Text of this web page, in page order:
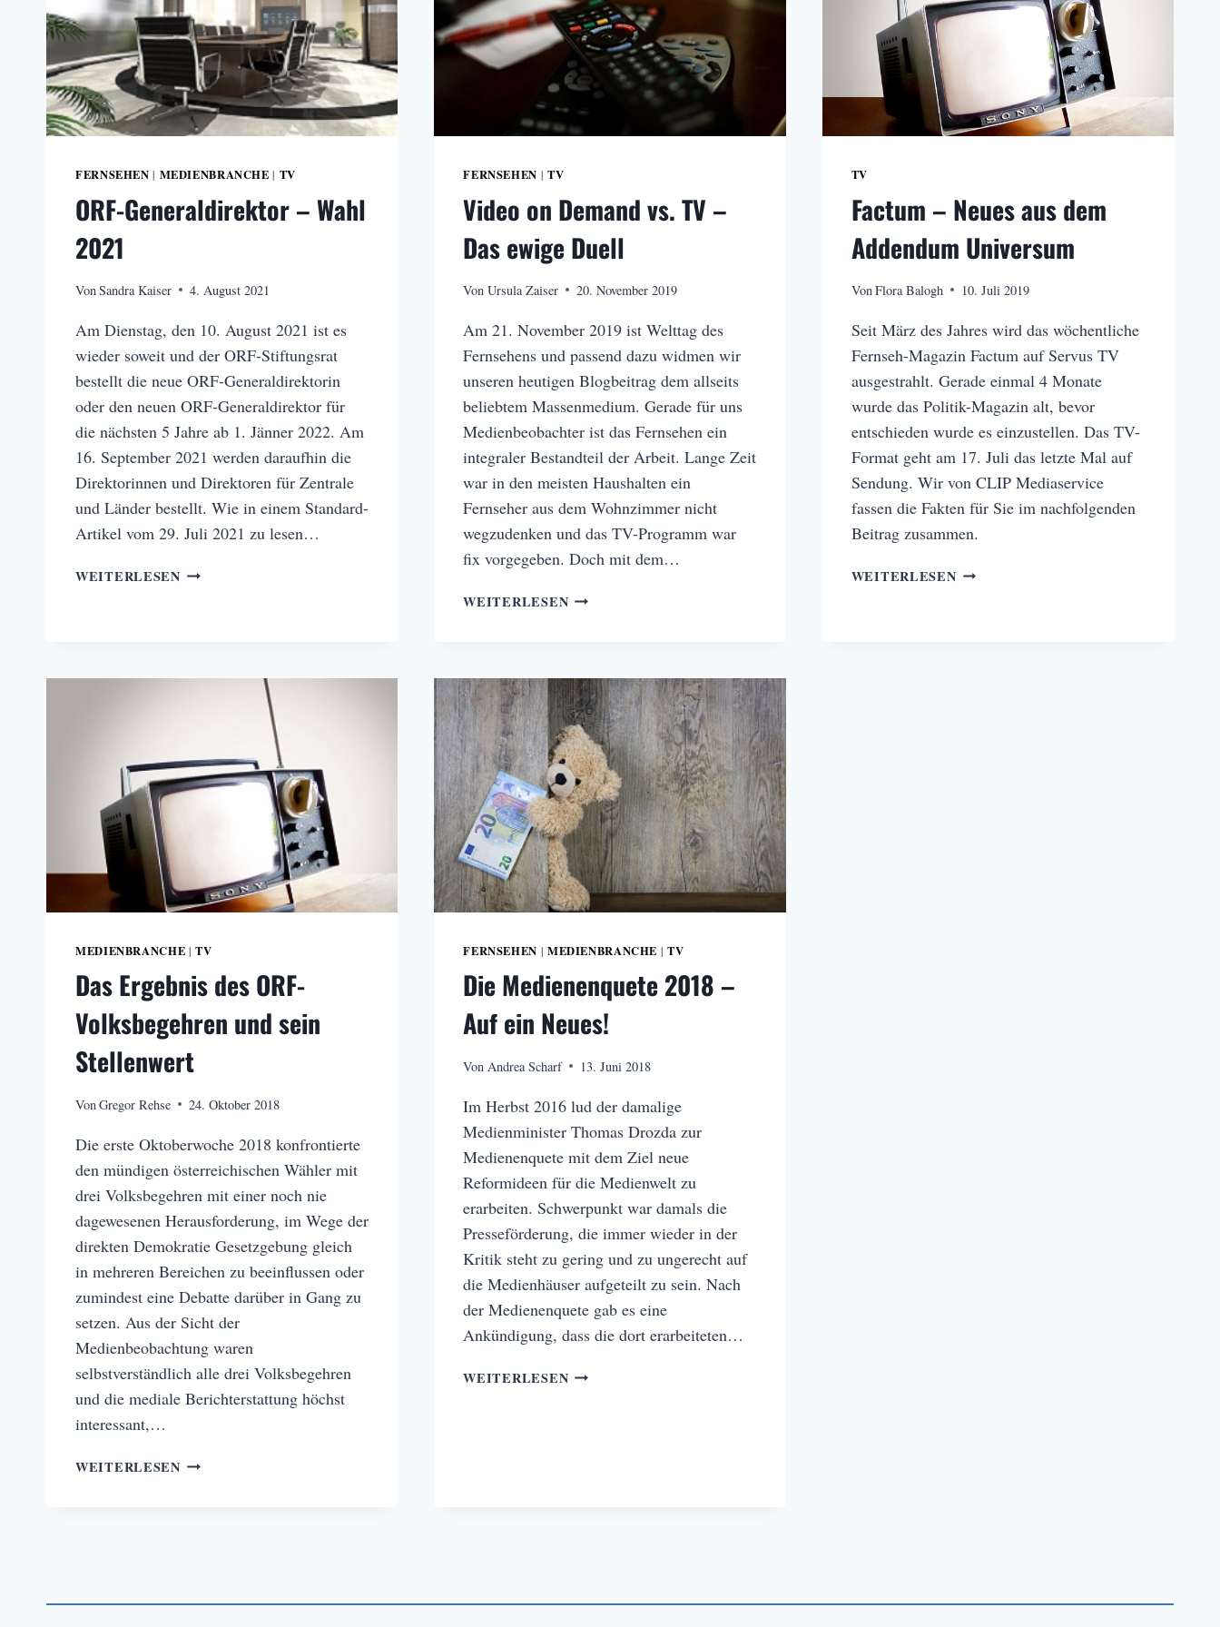
FERNSEHEN | MEDIENBRANCHE | TV
ORF-Generaldirektor – Wahl
2021
VonSandra Kaiser 4. August 2021
Am Dienstag, den 10. August 2021 ist es
wieder soweit und der ORF-Stiftungsrat
bestellt die neue ORF-Generaldirektorin
oder den neuen ORF-Generaldirektor für
die nächsten 5 Jahre ab 1. Jänner 2022. Am
16. September 2021 werden daraufhin die
Direktorinnen und Direktoren für Zentrale
und Länder bestellt. Wie in einem Standard-
Artikel vom 29. Juli 2021 zu lesen…
WEITERLESENORF-
FERNSEHEN | TV
Video on Demand vs. TV –
Das ewige Duell
Von Ursula Zaiser 20. November 2019
Am 21. November 2019 ist Welttag des
Fernsehens und passend dazu widmen wir
unseren heutigen Blogbeitrag dem allseits
beliebtem Massenmedium. Gerade für uns
Medienbeobachter ist das Fernsehen ein
integraler Bestandteil der Arbeit. Lange Zeit
war in den meisten Haushalten ein
Fernseher aus dem Wohnzimmer nicht
wegzudenken und das TV-Programm war
fix vorgegeben. Doch mit dem…
WEITERLESENVIDEO
TV
–
DAS
EWIGE
DUELL
TV
Factum – Neues aus dem
Addendum Universum
VonFlora Balogh 10. Juli 2019
Seit März des Jahres wird das wöchentliche
Fernseh-Magazin Factum auf Servus TV
ausgestrahlt. Gerade einmal 4 Monate
wurde das Politik-Magazin alt, bevor
entschieden wurde es einzustellen. Das TV-
Format geht am 17. Juli das letzte Mal auf
Sendung. Wir von CLIP Mediaservice
fassen die Fakten für Sie im nachfolgenden
Beitrag zusammen.
WEITERLESENFACTUM
MEDIENBRANCHE |TV
Das Ergebnis des ORF-
Volksbegehren und sein
Stellenwert
VonGregor Rehse 24. Oktober 2018
Die erste Oktoberwoche 2018 konfrontierte
den mündigen österreichischen Wähler mit
drei Volksbegehren mit einer noch nie
dagewesenen Herausforderung, im Wege der
direkten Demokratie Gesetzgebung gleich
in mehreren Bereichen zu beeinflussen oder
zumindest eine Debatte darüber in Gang zu
setzen. Aus der Sicht der
Medienbeobachtung waren
selbstverständlich alle drei Volksbegehren
und die mediale Berichterstattung höchst
interessant,…
WEITERLESENDAS
STELLENWERT
FERNSEHEN | MEDIENBRANCHE | TV
Die Medienenquete 2018 –
Auf ein Neues!
Von Andrea Scharf 13. Juni 2018
Im Herbst 2016 lud der damalige
Medienminister Thomas Drozda zur
Medienenquete mit dem Ziel neue
Reformideen für die Medienwelt zu
erarbeiten. Schwerpunkt war damals die
Presseförderung, die immer wieder in der
Kritik steht zu gering und zu ungerecht auf
die Medienhäuser aufgeteilt zu sein. Nach
der Medienenquete gab es eine
Ankündigung, dass die dort erarbeiteten…
WEITERLESENDIE